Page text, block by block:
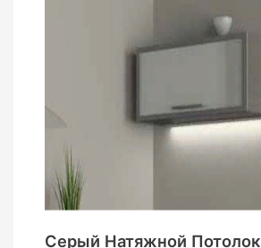
Серый Натяжной Потолок